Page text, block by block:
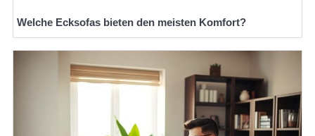
Welche Ecksofas bieten den meisten Komfort?